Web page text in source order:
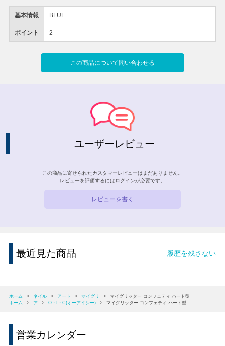
基本情報 BLUE
ポイント 2
この商品について問い合わせる
ユーザーレビュー
この商品に寄せられたカスタマーレビューはまだありません。
レビューを評価するには ログインが必要です。
レビューを書く
最近見た商品 履歴を残さない
ホーム > ネイル > アート > マイグリ >
マイグリッター コンフェティ ハート型
ホーム
> ア > O・I・C(オーアイシー) > マイグリッター コンフェティ ハート型
営業カレンダー